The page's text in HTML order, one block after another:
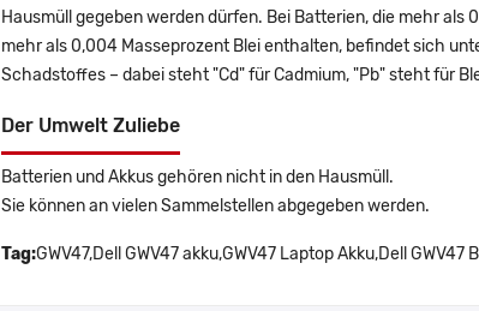
Hausmüll gegeben werden dürfen. Bei Batterien, die mehr
mehr als 0,004 Masseprozent Blei enthalten, befindet sich
Schadstoffes – dabei steht "Cd" für Cadmium, "Pb" steht für
Der Umwelt Zuliebe
Batterien und Akkus gehören nicht in den Hausmüll.
Sie können an vielen Sammelstellen abgegeben werden.
Tag:GWV47,Dell GWV47 akku,GWV47 Laptop Akku,Dell